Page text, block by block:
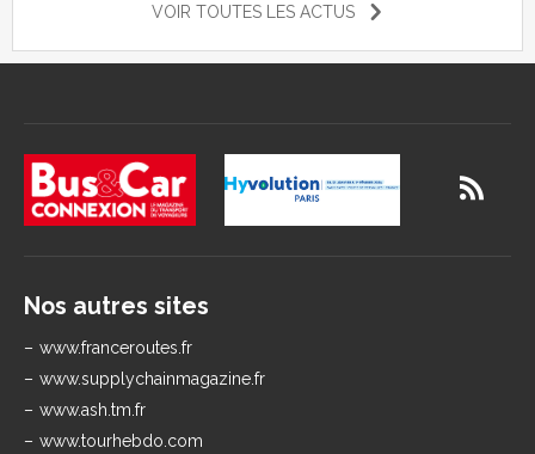
VOIR TOUTES LES ACTUS
Nos autres sites
www.franceroutes.fr
www.supplychainmagazine.fr
www.ash.tm.fr
www.tourhebdo.com